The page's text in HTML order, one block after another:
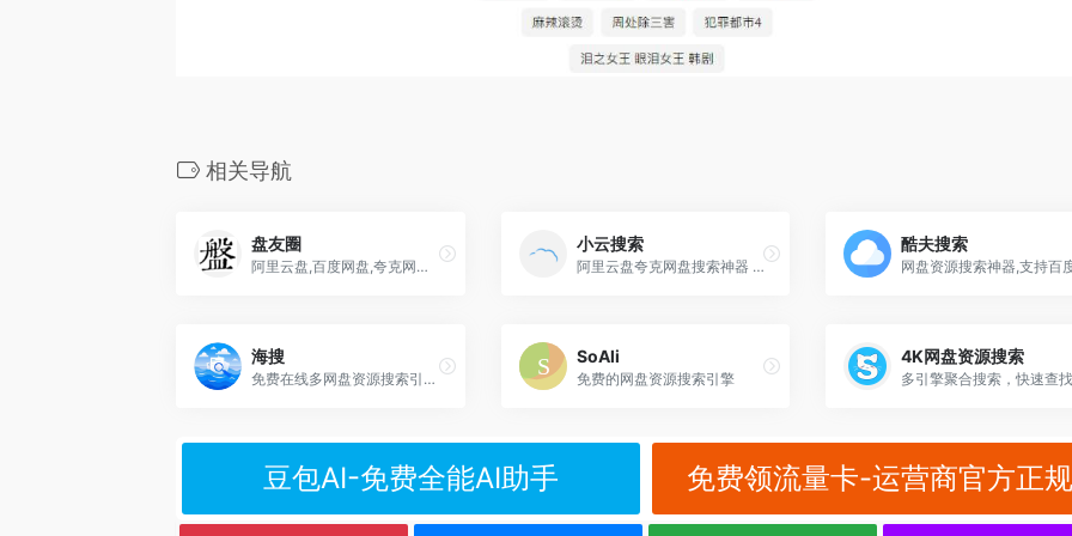
相关导航
盘友圈
阿里云盘,百度网盘,夸克网盘资源搜索工具
小云搜索
阿里云盘夸克网盘搜索神器 蓝奏云搜索| 网盘搜索引擎
酷夫搜索
海搜
免费在线多网盘资源搜索引擎工具，在线搜索课程，影视等资源。
SoAli
免费的网盘资源搜索引擎
4K网盘资源搜索
豆包AI-免费全能AI助手 免费领流量卡-运营商官方正规